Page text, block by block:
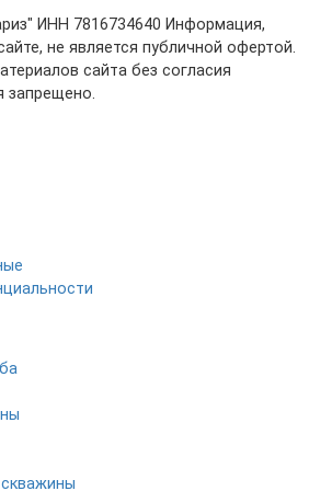
ИНН 7816734640 Информация,
не является публичной офертой.
сайта без согласия
запрещено.